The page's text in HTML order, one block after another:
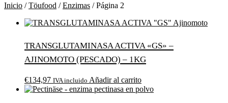
Inicio /Töufood /Enzimas / Página 2
TRANSGLUTAMINASA ACTIVA «GS» –
Ajinomoto (PESCADO) – 1kg
€134,97 IVA incluido Añadir al carrito